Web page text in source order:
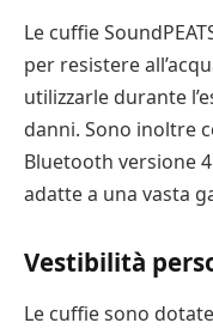
Le cuffie
per resistere
utilizzarle durante
danni. Sono inoltre
Bluetooth versione
adatte a una vasta
Vestibilità
Le cuffie sono